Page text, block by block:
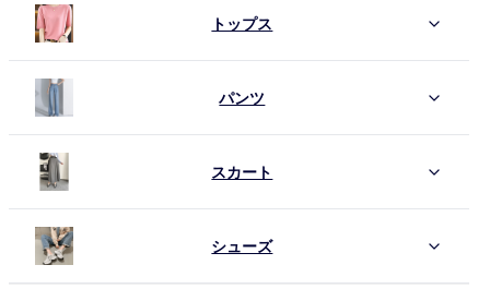
トップス
パンツ
スカート
シューズ